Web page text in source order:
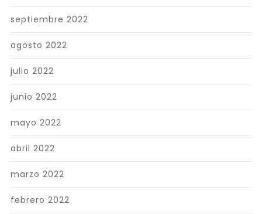
septiembre 2022
agosto 2022
julio 2022
junio 2022
mayo 2022
abril 2022
marzo 2022
febrero 2022